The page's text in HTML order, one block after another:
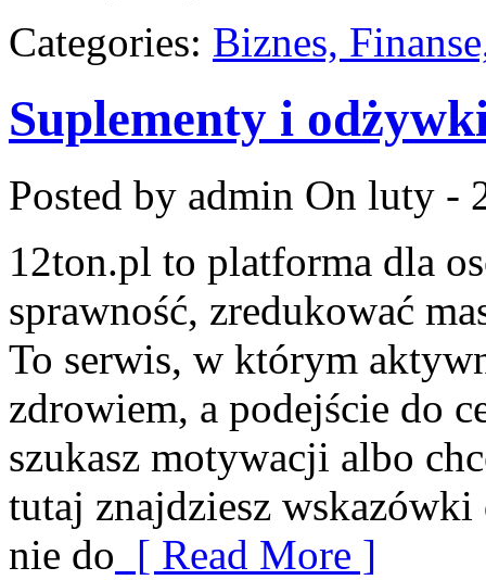
Categories: Biznes,
Suplementy i
Posted by admin On luty -
12ton.pl to platforma dla
sprawność, zredukować
To serwis, w którym
zdrowiem, a podejście do
szukasz motywacji albo
tutaj znajdziesz wskazówki
nie do [ Read More ]